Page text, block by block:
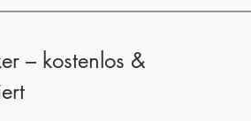
– kostenlos &